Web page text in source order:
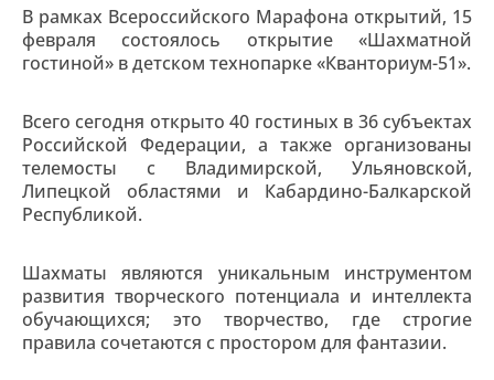
В рамках Всероссийского Марафона открытий, 15
февраля состоялось открытие «Шахматной
гостиной» в детском технопарке «Кванториум-51».
Всего сегодня открыто 40 гостиных в 36 субъектах
Российской Федерации, а также организованы
телемосты с Владимирской, Ульяновской,
Липецкой областями и Кабардино-Балкарской
Республикой.
Шахматы являются уникальным инструментом
развития творческого потенциала и интеллекта
обучающихся; это творчество, где строгие
правила сочетаются с простором для фантазии.